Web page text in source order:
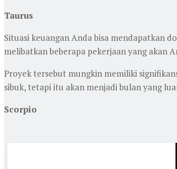
Taurus
Situasi keuangan Anda bisa mendapatkan
melibatkan beberapa pekerjaan yang akan
Proyek tersebut mungkin memiliki
sibuk, tetapi itu akan menjadi bulan yang
Scorpio